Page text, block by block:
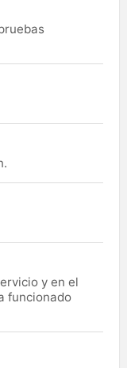
y en el
funcionado